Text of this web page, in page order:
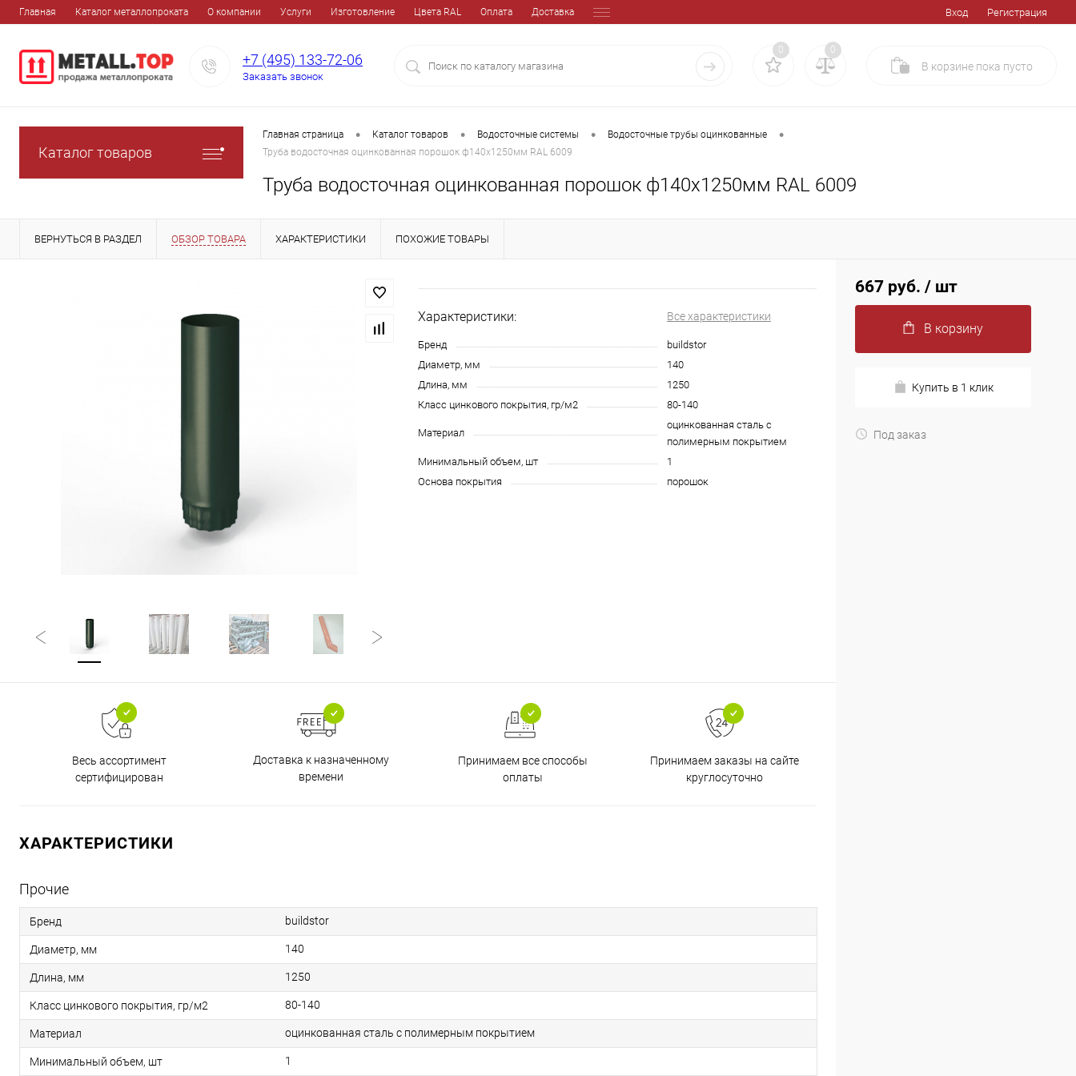
Главная Каталог металлопроката О компании Услуги Изготовление Цвета RAL Оплата Доставка Вход Регистрация
+7 (495) 133-72-06
Заказать звонок
0 0
В корзине пока пусто
Каталог товаров
Главная страница • Каталог товаров • Водосточные системы • Водосточные трубы оцинкованные •
Труба водосточная оцинкованная порошок ф140х1250мм RAL 6009
Труба водосточная оцинкованная порошок ф140х1250мм RAL 6009
ВЕРНУТЬСЯ В РАЗДЕЛ ОБЗОР ТОВАРА ХАРАКТЕРИСТИКИ ПОХОЖИЕ ТОВАРЫ
Характеристики: Все характеристики
Бренд
buildstor
Диаметр, мм
140
Длина, мм
1250
Класс цинкового покрытия, гр/м2
80-140
Материал
оцинкованная сталь с
полимерным покрытием
Минимальный объем, шт
1
Основа покрытия
порошок
Весь ассортимент
сертифицирован
Доставка к назначенному
времени
Принимаем все способы
оплаты
Принимаем заказы на сайте
круглосуточно
ХАРАКТЕРИСТИКИ
Прочие
Бренд buildstor
Диаметр, мм 140
Длина, мм 1250
Класс цинкового покрытия, гр/м2 80-140
Материал оцинкованная сталь с полимерным покрытием
Минимальный объем, шт 1
667 руб. / шт
В корзину
Купить в 1 клик
Под заказ